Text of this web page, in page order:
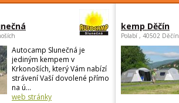
Autocamp Slunečná je
jediným kempem v
Krkonoších, který Vám nabízí
strávení Vaší dovolené přímo
na ú...
web stránky
kemp Děčín
Polabí , 40502 Děčín